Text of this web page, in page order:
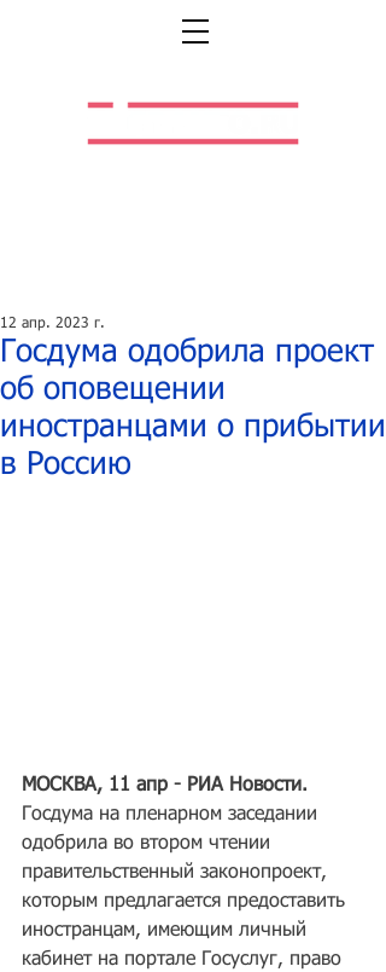
Госдума одобрила проект
об оповещении
иностранцами о прибытии
в Россию
12 апр. 2023 г.
МОСКВА, 11 апр - РИА Новости.
Госдума на пленарном заседании
одобрила во втором чтении
правительственный законопроект,
которым предлагается предоставить
иностранцам, имеющим личный
кабинет на портале Госуслуг, право